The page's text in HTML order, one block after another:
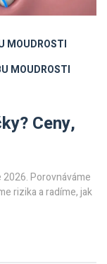
MOUDROSTI
MOUDROSTI
Ceny,
Porovnáváme
rizika a radíme, jak